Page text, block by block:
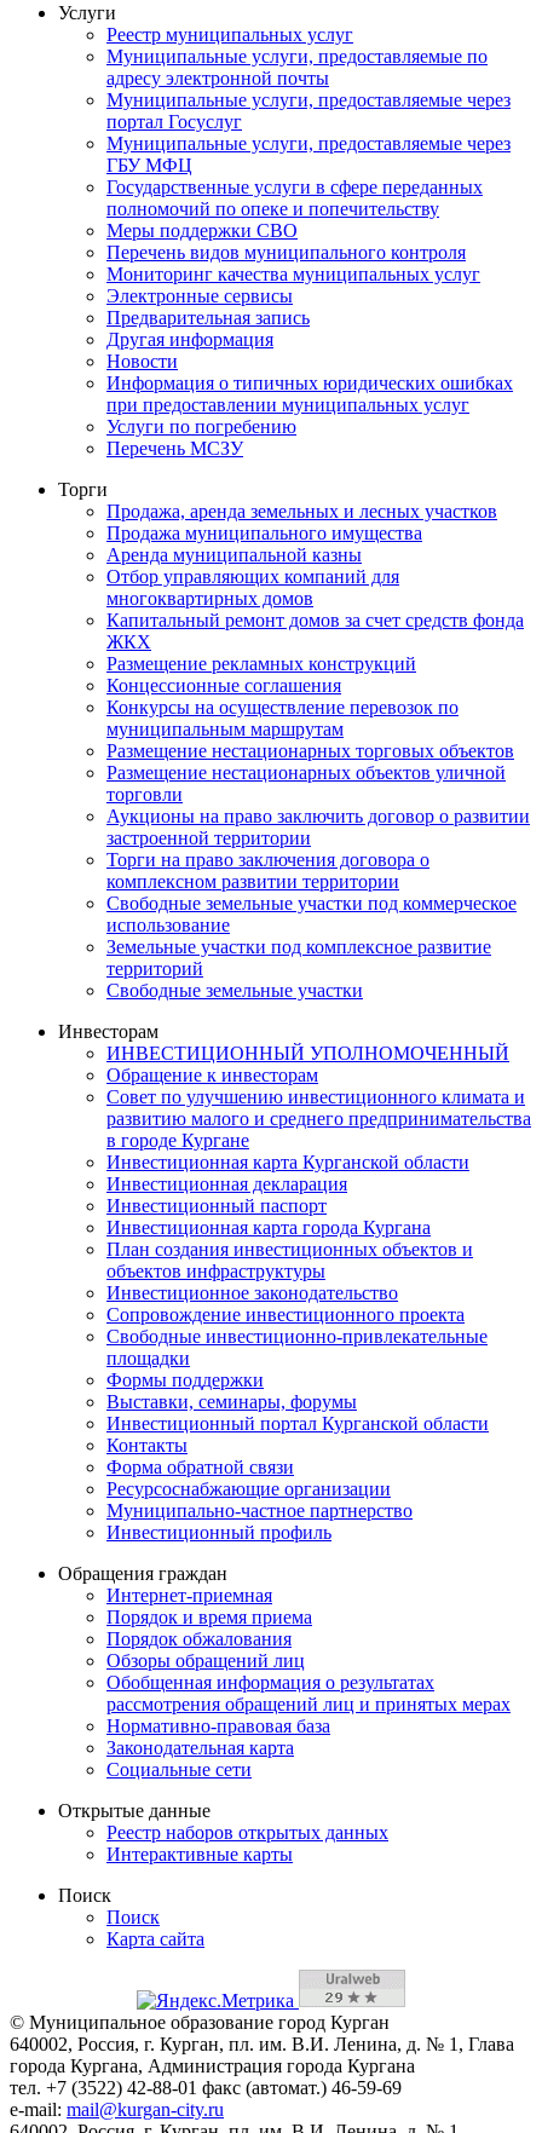
Услуги
Реестр муниципальных услуг
Муниципальные услуги, предоставляемые по
адресу электронной почты
Муниципальные услуги, предоставляемые через
портал Госуслуг
Муниципальные услуги, предоставляемые через
ГБУ МФЦ
Государственные услуги в сфере переданных
полномочий по опеке и попечительству
Меры поддержки СВО
Перечень видов муниципального контроля
Мониторинг качества муниципальных услуг
Электронные сервисы
Предварительная запись
Другая информация
Новости
Информация о типичных юридических ошибках
при предоставлении муниципальных услуг
Услуги по погребению
Перечень МСЗУ
Торги
Продажа, аренда земельных и лесных участков
Продажа муниципального имущества
Аренда муниципальной казны
Отбор управляющих компаний для
многоквартирных домов
Капитальный ремонт домов за счет средств фонда
ЖКХ
Размещение рекламных конструкций
Концессионные соглашения
Конкурсы на осуществление перевозок по
муниципальным маршрутам
Размещение нестационарных торговых объектов
Размещение нестационарных объектов уличной
торговли
Аукционы на право заключить договор о развитии
застроенной территории
Торги на право заключения договора о
комплексном развитии территории
Свободные земельные участки под коммерческое
использование
Земельные участки под комплексное развитие
территорий
Свободные земельные участки
Инвесторам
ИНВЕСТИЦИОННЫЙ УПОЛНОМОЧЕННЫЙ
Обращение к инвесторам
Совет по улучшению инвестиционного климата и
развитию малого и среднего предпринимательства
в городе Кургане
Инвестиционная карта Курганской области
Инвестиционная декларация
Инвестиционный паспорт
Инвестиционная карта города Кургана
План создания инвестиционных объектов и
объектов инфраструктуры
Инвестиционное законодательство
Сопровождение инвестиционного проекта
Свободные инвестиционно-привлекательные
площадки
Формы поддержки
Выставки, семинары, форумы
Инвестиционный портал Курганской области
Контакты
Форма обратной связи
Ресурсоснабжающие организации
Муниципально-частное партнерство
Инвестиционный профиль
Обращения граждан
Интернет-приемная
Порядок и время приема
Порядок обжалования
Обзоры обращений лиц
Обобщенная информация о результатах
рассмотрения обращений лиц и принятых мерах
Нормативно-правовая база
Законодательная карта
Социальные сети
Открытые данные
Реестр наборов открытых данных
Интерактивные карты
Поиск
Поиск
Карта сайта
© Муниципальное образование город Курган
640002, Россия, г. Курган, пл. им. В.И. Ленина, д. № 1, Глава
города Кургана, Администрация города Кургана
тел. +7 (3522) 42-88-01 факс (автомат.) 46-59-69
e-mail: mail@kurgan-city.ru